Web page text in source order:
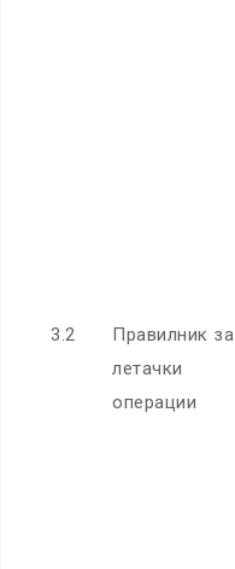
3.2
Правилник за
летачки
операции